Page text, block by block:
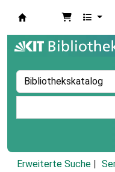
Erweiterte Suche